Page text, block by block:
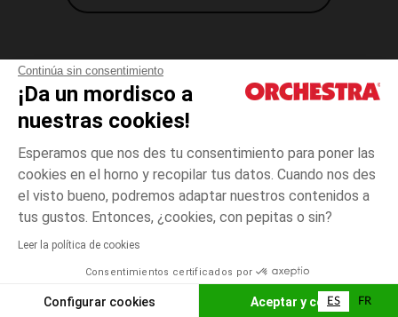
Continúa sin consentimiento
¡Da un mordisco a
nuestras cookies!
Esperamos que nos des tu consentimiento para poner las
cookies en el horno y recopilar tus datos. Cuando nos des
el visto bueno, podremos adaptar nuestros contenidos a
tus gustos. Entonces, ¿cookies, con pepitas o sin?
Leer la política de cookies
Consentimientos certificados por
Configurar cookies Aceptar y cerrar
Marrón
El pago medidante
AÑADIR A LA CESTA
Condiciones generales de venta
Aviso Legal
*Condiciones de las ofertas actuales
Gestión de las cookies
Accesibilidad: no conforme
Orchestra adhiere al código de ética de la Federación Francesa de comercio
electrónico y venta a distancia (FEVAD) y al sistema de mediación de
ES FR